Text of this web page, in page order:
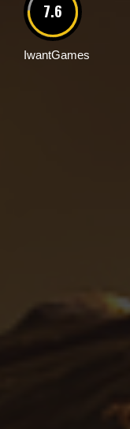
7.6
IwantGames